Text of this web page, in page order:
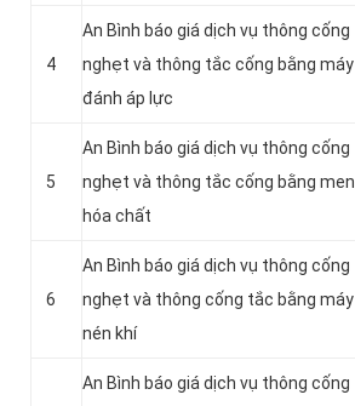
4
An Bình báo giá dịch vụ thông cống
nghẹt và thông tắc cống bằng máy
đánh áp lực
5
An Bình báo giá dịch vụ thông cống
nghẹt và thông tắc cống bằng men
hóa chất
6
An Bình báo giá dịch vụ thông cống
nghẹt và thông cống tắc bằng máy
nén khí
An Bình báo giá dịch vụ thông cống